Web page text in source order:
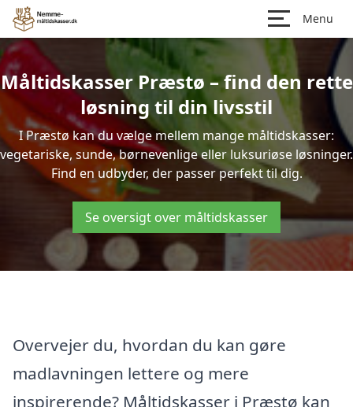
Menu
Måltidskasser Præstø – find den rette
løsning til din livsstil
I Præstø kan du vælge mellem mange måltidskasser:
vegetariske, sunde, børnevenlige eller luksuriøse løsninger.
Find en udbyder, der passer perfekt til dig.
Se oversigt over måltidskasser
Overvejer du, hvordan du kan gøre
madlavningen lettere og mere
inspirerende? Måltidskasser i Præstø kan